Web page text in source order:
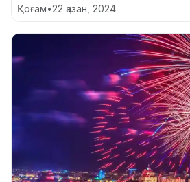
Қоғам•22 қазан, 2024